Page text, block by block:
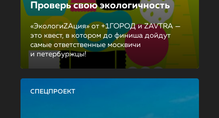
Проверь свою экологичность
«ЭкологиZAция» от +1ГОРОД и ZAVTRA —
это квест, в котором до финиша дойдут
самые ответственные москвичи
и петербуржцы!
СПЕЦПРОЕКТ